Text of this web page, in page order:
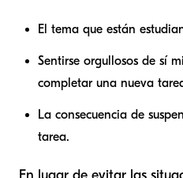
El tema que están
Sentirse orgullosos de sí
completar una nueva
La consecuencia de
tarea.